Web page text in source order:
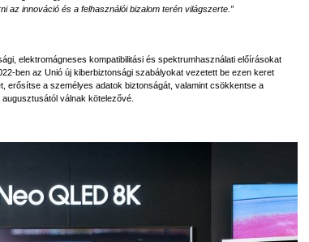
az innováció és a felhasználói bizalom terén világszerte.”
elektromágneses kompatibilitási és spektrumhasználati előírásokat
ben az Unió új kiberbiztonsági szabályokat vezetett be ezen keret
erősítse a személyes adatok biztonságát, valamint csökkentse a
válnak kötelezővé.